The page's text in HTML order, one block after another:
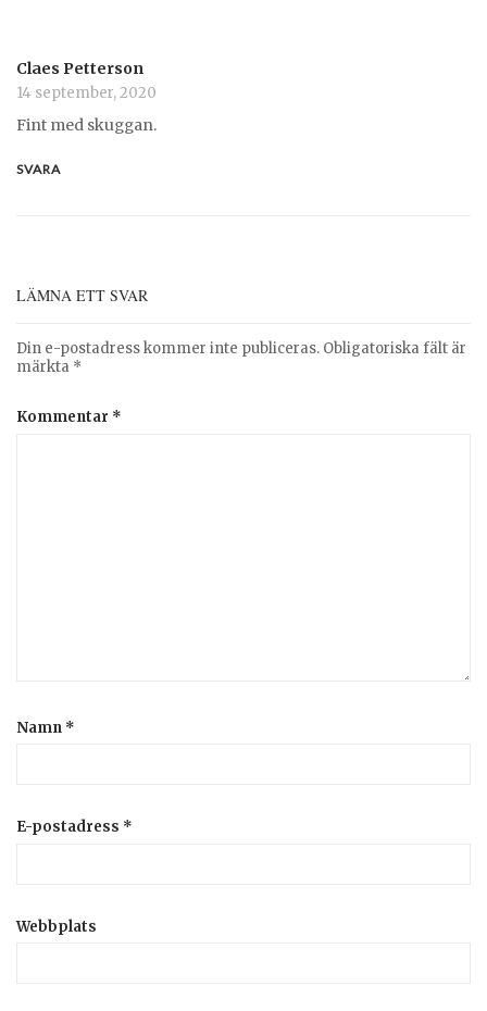
Claes Petterson
14 september, 2020
Fint med skuggan.
SVARA
LÄMNA ETT SVAR
Din e-postadress kommer inte publiceras. Obligatoriska fält är
märkta *
Kommentar *
Namn *
E-postadress *
Webbplats